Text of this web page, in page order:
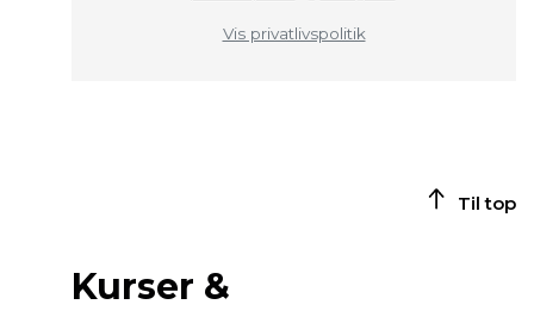
Vis privatlivspolitik
Til top
Kurser &